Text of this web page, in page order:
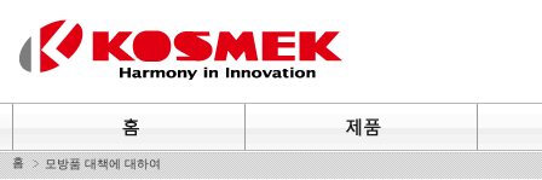
홈 모방품 대책에 대하여